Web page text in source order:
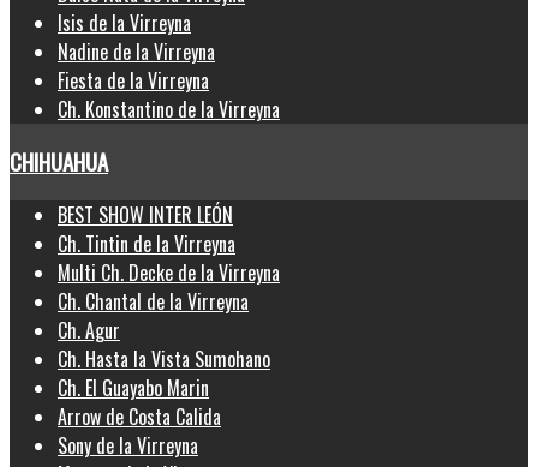
Isis de la Virreyna
Nadine de la Virreyna
Fiesta de la Virreyna
Ch. Konstantino de la Virreyna
CHIHUAHUA
BEST SHOW INTER LEÓN
Ch. Tintin de la Virreyna
Multi Ch. Decke de la Virreyna
Ch. Chantal de la Virreyna
Ch. Agur
Ch. Hasta la Vista Sumohano
Ch. El Guayabo Marin
Arrow de Costa Calida
Sony de la Virreyna